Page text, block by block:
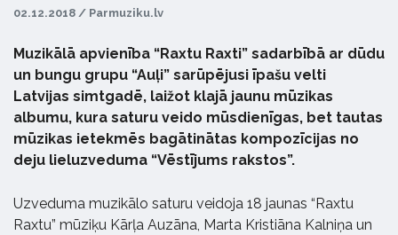
02.12.2018 / Parmuziku.lv
Muzikālā apvienība “Raxtu Raxti” sadarbībā ar dūdu
un bungu grupu “Auļi” sarūpējusi īpašu velti
Latvijas simtgadē, laižot klajā jaunu mūzikas
albumu, kura saturu veido mūsdienīgas, bet tautas
mūzikas ietekmēs bagātinātas kompozīcijas no
deju lieluzveduma “Vēstījums rakstos”.
Uzveduma muzikālo saturu veidoja 18 jaunas “Raxtu
Raxtu” mūziķu Kārļa Auzāna, Marta Kristiāna Kalniņa un